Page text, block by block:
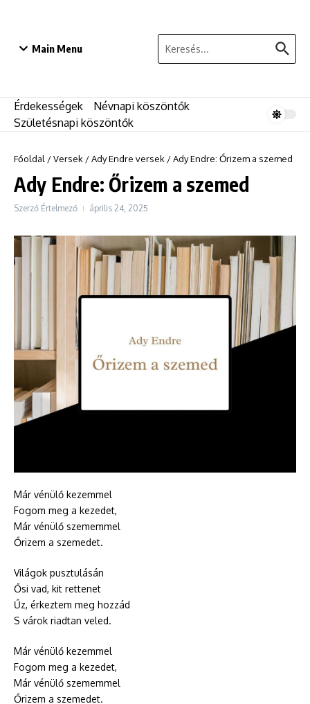
Main Menu
Keresés:
Érdekességek
Névnapi köszöntők
Születésnapi köszöntők
Főoldal /Versek /Ady Endre versek /Ady Endre: Őrizem a szemed
Ady Endre: Őrizem a szemed
Szerző Értelmező április 24, 2025
Már vénülő kezemmel
Fogom meg a kezedet,
Már vénülő szememmel
Őrizem a szemedet.
Világok pusztulásán
Ősi vad, kit rettenet
Űz, érkeztem meg hozzád
S várok riadtan veled.
Már vénülő kezemmel
Fogom meg a kezedet,
Már vénülő szememmel
Őrizem a szemedet.